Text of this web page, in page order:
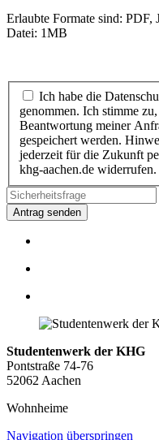
Erlaubte Formate sind:
Datei: 1MB
Ich habe die
genommen. Ich stimme
Beantwortung meiner Anfrage elektronisch
gespeichert werden.
jederzeit für die Zukunft
khg-aachen.de
Antrag senden
Studentenwerk der KHG
Pontstraße 74-76
52062 Aachen
Wohnheime
Navigation überspringen